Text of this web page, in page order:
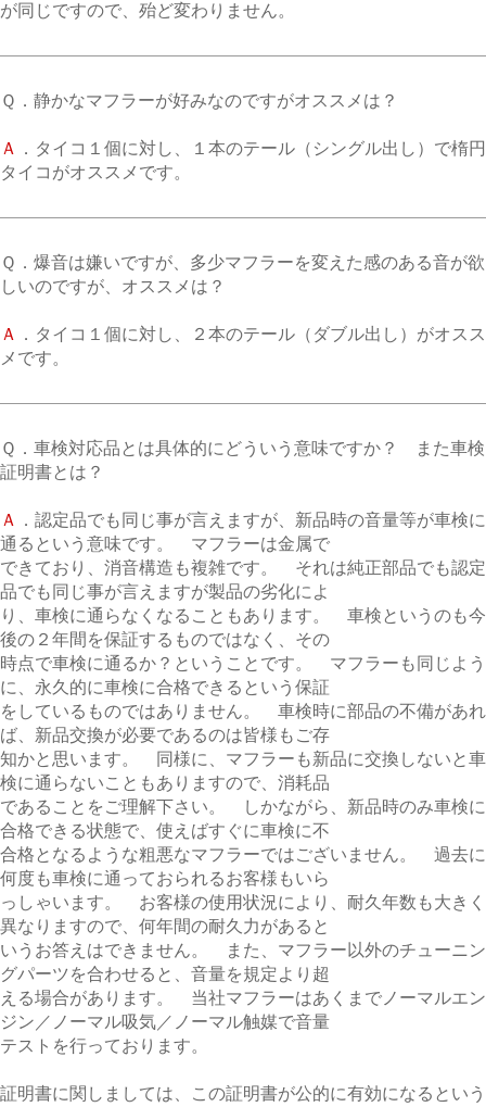
が同じですので、殆ど変わりません。
Ｑ．静かなマフラーが好みなのですがオススメは？
Ａ
．タイコ１個に対し、１本のテール（シングル出し）で楕円
タイコがオススメです。
Ｑ．爆音は嫌いですが、多少マフラーを変えた感のある音が欲
しいのですが、オススメは？
Ａ
．タイコ１個に対し、２本のテール（ダブル出し）がオスス
メです。
Ｑ．車検対応品とは具体的にどういう意味ですか？ また車検
証明書とは？
Ａ
．認定品でも同じ事が言えますが、新品時の音量等が車検に
通るという意味です。 マフラーは金属で
できており、消音構造も複雑です。 それは純正部品でも認定
品でも同じ事が言えますが製品の劣化によ
り、車検に通らなくなることもあります。 車検というのも今
後の２年間を保証するものではなく、その
時点で車検に通るか？ということです。 マフラーも同じよう
に、永久的に車検に合格できるという保証
をしているものではありません。 車検時に部品の不備があれ
ば、新品交換が必要であるのは皆様もご存
知かと思います。 同様に、マフラーも新品に交換しないと車
検に通らないこともありますので、消耗品
であることをご理解下さい。 しかながら、新品時のみ車検に
合格できる状態で、使えばすぐに車検に不
合格となるような粗悪なマフラーではございません。 過去に
何度も車検に通っておられるお客様もいら
っしゃいます。 お客様の使用状況により、耐久年数も大きく
異なりますので、何年間の耐久力があると
いうお答えはできません。 また、マフラー以外のチューニン
グパーツを合わせると、音量を規定より超
える場合があります。 当社マフラーはあくまでノーマルエン
ジン／ノーマル吸気／ノーマル触媒で音量
テストを行っております。
証明書に関しましては、この証明書が公的に有効になるという